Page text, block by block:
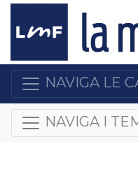
NAVIGA LE
NAVIGA I